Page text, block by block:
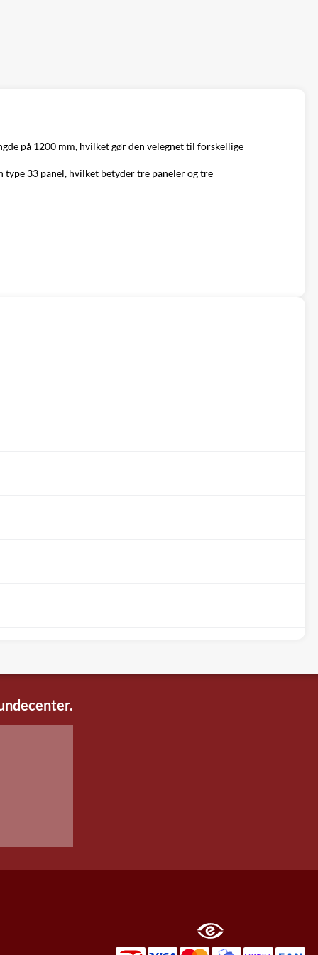
på 1200 mm, hvilket gør den velegnet til forskellige
33 panel, hvilket betyder tre paneler og tre